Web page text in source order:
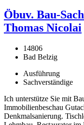
Öbuv. Bau-
Thomas Nicolai
14806
Bad Belzig
Ausführung
Sachverständige
Ich unterstütze Sie mit
Immobilienbeschau
Denkmalsanierung.